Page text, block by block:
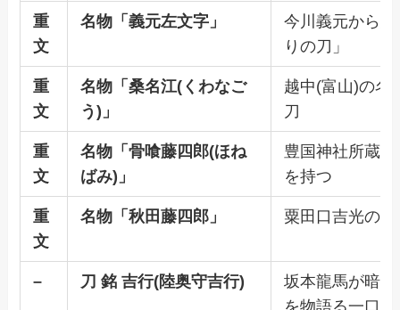
重
文
名物「義元左文字」
今川義元から
りの刀」
重
文
名物「桑名江(くわなご
う)」
越中(富山)の名
刀
重
文
名物「骨喰藤四郎(ほね
ばみ)」
豊国神社所蔵
を持つ
重
文
名物「秋田藤四郎」 粟田口吉光の
– 刀 銘 吉行(陸奥守吉行)
坂本龍馬が暗